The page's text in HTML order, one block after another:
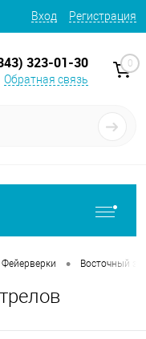
Вход Регистрация
323-01-30
Обратная связь
0
Фейерверки • Восточный